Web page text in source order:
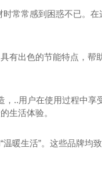
常常感到困惑不已。
有出色的节能特点，帮
，..用户在使用过程中享
生活体验。
暖生活”。这些品牌均